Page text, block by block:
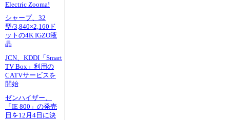
Electric Zooma!
シャープ、32
型/3,840×2,160ド
ットの4K IGZO液
晶
JCN、KDDI「Smart
TV Box」利用の
CATVサービスを
開始
ゼンハイザー、
「IE 800」の発売
日を12月4日に決